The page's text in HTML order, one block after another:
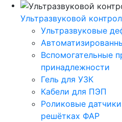
Ультразвуковой
Ультразвуковые
Вспомогательные
принадлежности
Гель для УЗК
Кабели для ПЭП
Роликовые
решётках ФАР